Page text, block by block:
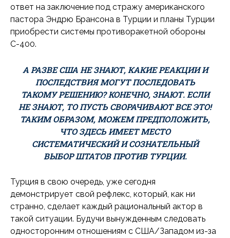
ответ на заключение под стражу американского
пастора Эндрю Брансона в Турции и планы Турции
приобрести системы противоракетной обороны
С-400.
А РАЗВЕ США НЕ ЗНАЮТ, КАКИЕ РЕАКЦИИ И
ПОСЛЕДСТВИЯ МОГУТ ПОСЛЕДОВАТЬ
ТАКОМУ РЕШЕНИЮ? КОНЕЧНО, ЗНАЮТ. ЕСЛИ
НЕ ЗНАЮТ, ТО ПУСТЬ СВОРАЧИВАЮТ ВСЕ ЭТО!
ТАКИМ ОБРАЗОМ, МОЖЕМ ПРЕДПОЛОЖИТЬ,
ЧТО ЗДЕСЬ ИМЕЕТ МЕСТО
СИСТЕМАТИЧЕСКИЙ И СОЗНАТЕЛЬНЫЙ
ВЫБОР ШТАТОВ ПРОТИВ ТУРЦИИ.
Турция в свою очередь, уже сегодня
демонстрирует свой рефлекс, который, как ни
странно, сделает каждый рациональный актор в
такой ситуации. Будучи вынужденным следовать
односторонним отношениям с США/Западом из-за